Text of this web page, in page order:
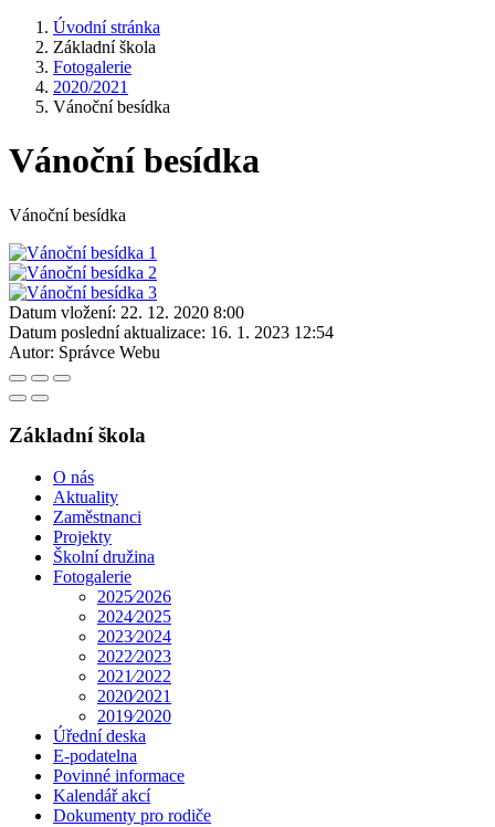
Úvodní stránka
Základní škola
Fotogalerie
2020/2021
Vánoční besídka
Vánoční besídka
Vánoční besídka
Datum vložení: 22. 12. 2020 8:00
Datum poslední aktualizace: 16. 1. 2023 12:54
Autor: Správce Webu
Základní škola
O nás
Aktuality
Zaměstnanci
Projekty
Školní družina
Fotogalerie
2025⁄2026
2024⁄2025
2023⁄2024
2022⁄2023
2021⁄2022
2020⁄2021
2019⁄2020
Úřední deska
E-podatelna
Povinné informace
Kalendář akcí
Dokumenty pro rodiče